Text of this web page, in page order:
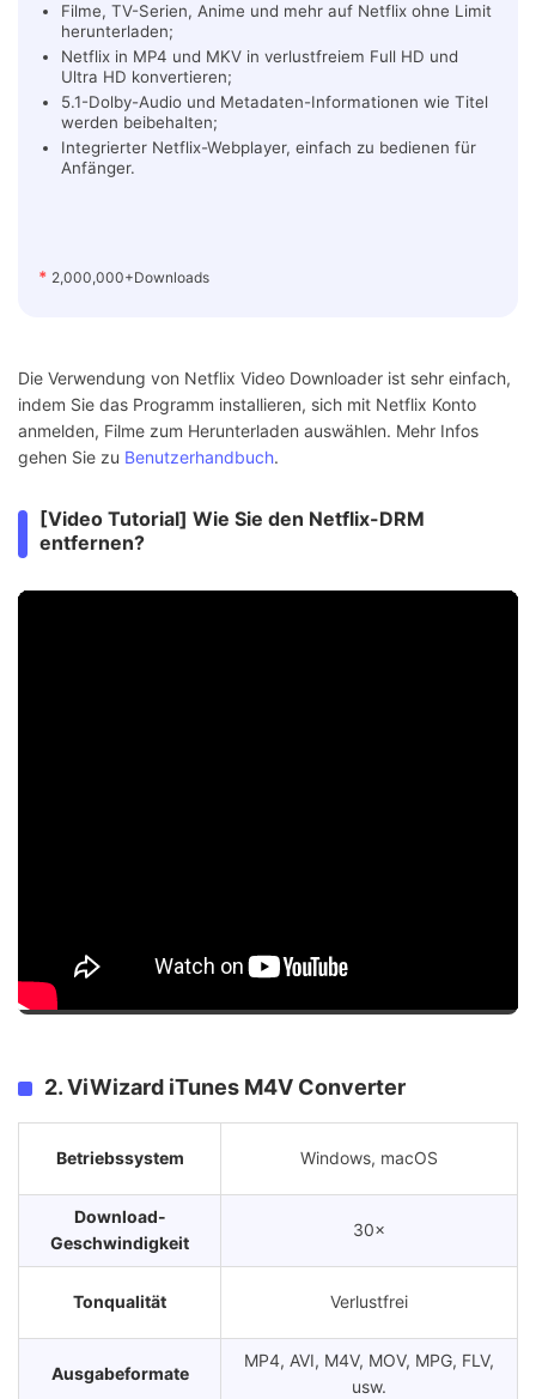
* 2,000,000+Downloads
Filme, TV-Serien, Anime und mehr auf Netflix ohne Limit
herunterladen;
Netflix in MP4 und MKV in verlustfreiem Full HD und
Ultra HD konvertieren;
5.1-Dolby-Audio und Metadaten-Informationen wie Titel
werden beibehalten;
Integrierter Netflix-Webplayer, einfach zu bedienen für
Anfänger.
Die Verwendung von Netflix Video Downloader ist sehr einfach,
indem Sie das Programm installieren, sich mit Netflix Konto
anmelden, Filme zum Herunterladen auswählen. Mehr Infos
gehen Sie zu Benutzerhandbuch.
[Video Tutorial] Wie Sie den Netflix-DRM
entfernen?
2. ViWizard iTunes M4V Converter
Betriebssystem Windows, macOS
Download-
Geschwindigkeit
30×
Tonqualität Verlustfrei
Ausgabeformate
MP4, AVI, M4V, MOV, MPG, FLV,
usw.